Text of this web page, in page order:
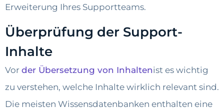
Erweiterung Ihres Supportteams.
Überprüfung der Support-
Inhalte
Vor der Übersetzung von Inhaltenist es wichtig
zu verstehen, welche Inhalte wirklich relevant sind.
Die meisten Wissensdatenbanken enthalten eine